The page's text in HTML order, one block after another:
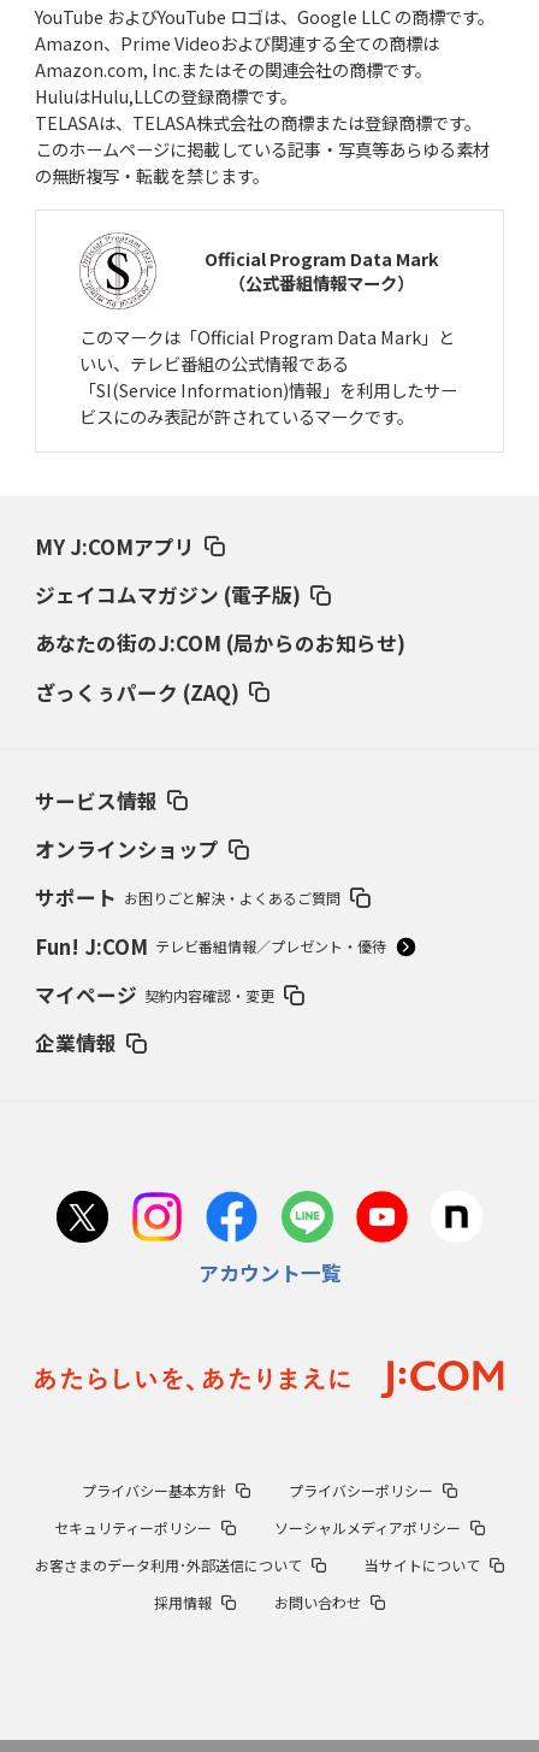
YouTube およびYouTube ロゴは、Google LLC の商標です。
Amazon、Prime Videoおよび関連する全ての商標は
Amazon.com, Inc.またはその関連会社の商標です。
HuluはHulu,LLCの登録商標です。
TELASAは、TELASA株式会社の商標または登録商標です。
このホームページに掲載している記事・写真等あらゆる素材
の無断複写・転載を禁じます。
Official Program Data Mark
（公式番組情報マーク）
このマークは「Official Program Data Mark」と
いい、テレビ番組の公式情報である
「SI(Service Information)情報」を利用したサー
ビスにのみ表記が許されているマークです。
MY J:COMアプリ
ジェイコムマガジン (電子版)
あなたの街のJ:COM (局からのお知らせ)
ざっくぅパーク (ZAQ)
サービス情報
オンラインショップ
サポート お困りごと解決・よくあるご質問
Fun! J:COM テレビ番組情報／プレゼント・優待
マイページ 契約内容確認・変更
企業情報
アカウント一覧
プライバシー基本方針
プライバシーポリシー
セキュリティーポリシー
ソーシャルメディアポリシー
お客さまのデータ利用･外部送信について
当サイトについて
採用情報
お問い合わせ